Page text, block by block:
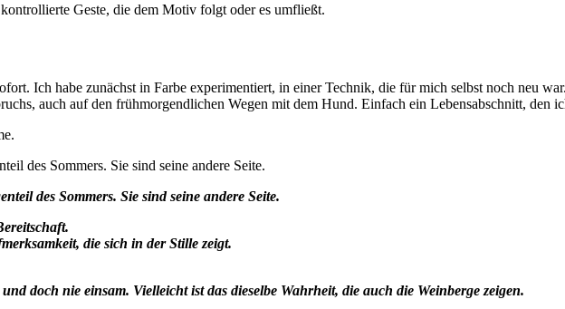
Geste, die dem Motiv folgt oder es umfließt.
Ich habe zunächst in Farbe experimentiert, in einer Technik, die für mich selbst noch neu
auch auf den frühmorgendlichen Wegen mit dem Hund. Einfach ein Lebensabschnitt, den
des Sommers. Sie sind seine andere Seite.
des Sommers. Sie sind seine andere Seite.
die sich in der Stille zeigt.
doch nie einsam. Vielleicht ist das dieselbe Wahrheit, die auch die Weinberge zeigen.